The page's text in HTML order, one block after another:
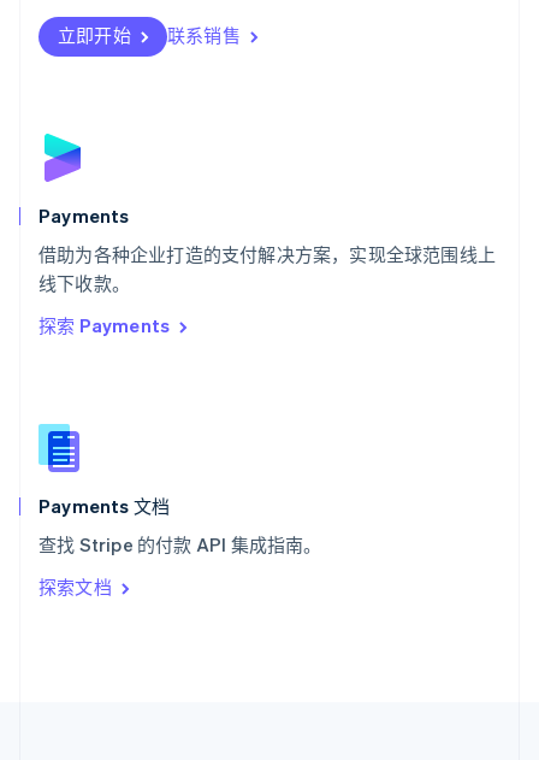
立即开始 联系销售
Payments
借助为各种企业打造的支付解决方案，实现全球范围线上
线下收款。
探索 Payments
Payments 文档
查找 Stripe 的付款 API 集成指南。
探索文档
瑞士
DeutschFrançais
English
斯洛文尼亚
泰国
ไทยEnglish
希腊
English
西班牙
新西兰
English
匈牙利
English
ItalianoEnglish
印度
English